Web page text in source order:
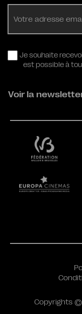
Je souhaite
est possible à
Voir la
Copyrights ©